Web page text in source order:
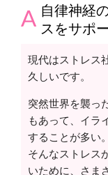
自律神経
スをサポ
現代はストレス
久しいです。
突然世界を襲っ
もあって、イラ
することが多い。
そんなストレス
いために、さま